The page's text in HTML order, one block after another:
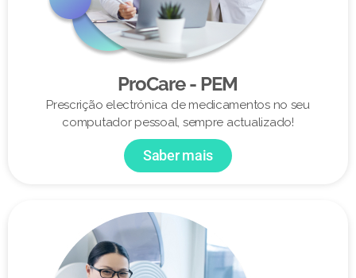
ProCare - PEM
Prescrição electrónica de medicamentos no seu
computador pessoal, sempre actualizado!
Saber mais